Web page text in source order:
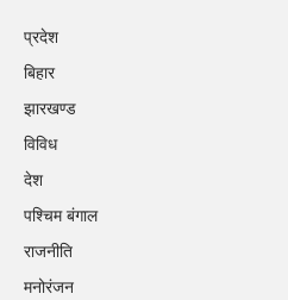
प्रदेश
बिहार
झारखण्ड
विविध
देश
पश्चिम बंगाल
राजनीति
मनोरंजन